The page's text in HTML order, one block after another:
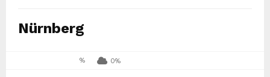
Nürnberg
% 0%